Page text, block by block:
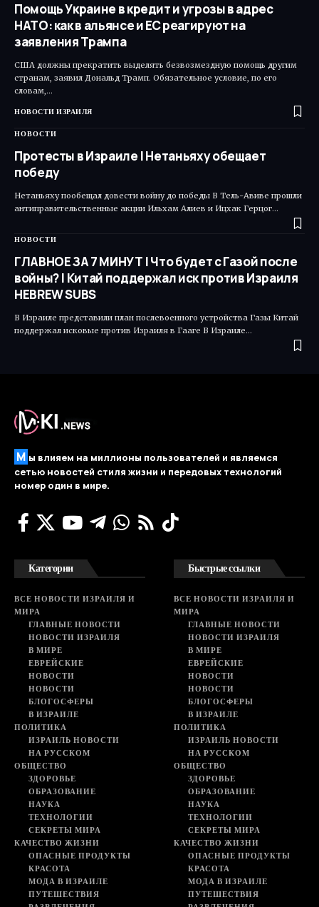
Помощь Украине в кредит и угрозы в адрес
НАТО: как в альянсе и ЕС реагируют на
заявления Трампа
США должны прекратить выделять безвозмездную помощь другим
странам, заявил Дональд Трамп. Обязательное условие, по его
словам,…
НОВОСТИ ИЗРАИЛЯ
НОВОСТИ
Протесты в Израиле | Нетаньяху обещает
победу
Нетаньяху пообещал довести войну до победы В Тель-Авиве прошли
антиправительственные акции Ильхам Алиев и Ицхак Герцог…
НОВОСТИ
ГЛАВНОЕ ЗА 7 МИНУТ | Что будет с Газой после
войны? | Китай поддержал иск против Израиля
HEBREW SUBS
В Израиле представили план послевоенного устройства Газы Китай
поддержал исковые против Израиля в Гааге В Израиле…
М ы влияем на миллионы пользователей и являемся
сетью новостей стиля жизни и передовых технологий
номер один в мире.
Категории
ВСЕ НОВОСТИ ИЗРАИЛЯ И
МИРА
ГЛАВНЫЕ НОВОСТИ
НОВОСТИ ИЗРАИЛЯ
В МИРЕ
ЕВРЕЙСКИЕ
НОВОСТИ
НОВОСТИ
БЛОГОСФЕРЫ
В ИЗРАИЛЕ
ПОЛИТИКА
ИЗРАИЛЬ НОВОСТИ
НА РУССКОМ
ОБЩЕСТВО
ЗДОРОВЬЕ
ОБРАЗОВАНИЕ
НАУКА
ТЕХНОЛОГИИ
СЕКРЕТЫ МИРА
КАЧЕСТВО ЖИЗНИ
ОПАСНЫЕ ПРОДУКТЫ
КРАСОТА
МОДА В ИЗРАИЛЕ
ПУТЕШЕСТВИЯ
Быстрые ссылки
ВСЕ НОВОСТИ ИЗРАИЛЯ И
МИРА
ГЛАВНЫЕ НОВОСТИ
НОВОСТИ ИЗРАИЛЯ
В МИРЕ
ЕВРЕЙСКИЕ
НОВОСТИ
НОВОСТИ
БЛОГОСФЕРЫ
В ИЗРАИЛЕ
ПОЛИТИКА
ИЗРАИЛЬ НОВОСТИ
НА РУССКОМ
ОБЩЕСТВО
ЗДОРОВЬЕ
ОБРАЗОВАНИЕ
НАУКА
ТЕХНОЛОГИИ
СЕКРЕТЫ МИРА
КАЧЕСТВО ЖИЗНИ
ОПАСНЫЕ ПРОДУКТЫ
КРАСОТА
МОДА В ИЗРАИЛЕ
ПУТЕШЕСТВИЯ